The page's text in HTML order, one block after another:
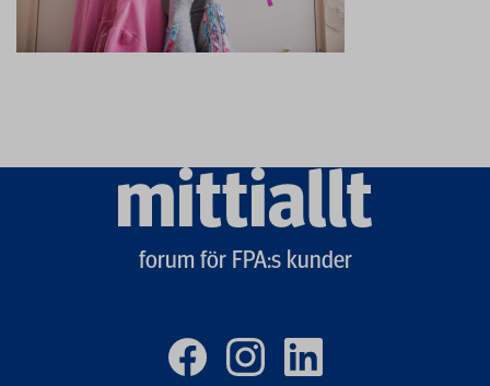
Mittiallt
forum för FPA:s kunder